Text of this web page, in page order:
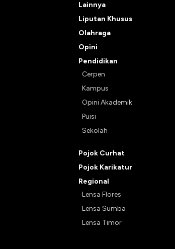
Lainnya
Liputan Khusus
Olahraga
Opini
Pendidikan
Cerpen
Kampus
Opini Akademik
Puisi
Sekolah
Pojok Curhat
Pojok Karikatur
Regional
Lensa Flores
Lensa Sumba
Lensa Timor